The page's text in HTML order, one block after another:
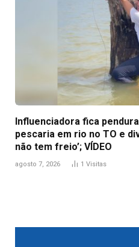
Influenciadora fica
pescaria em rio no TO e
não tem freio’; VÍDEO
agosto 7, 2026 1 Visitas